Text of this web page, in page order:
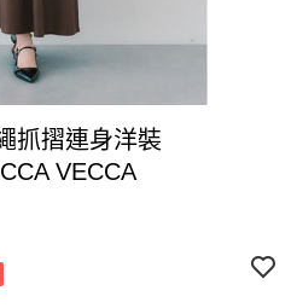
抓摺連身洋裝
VECCA